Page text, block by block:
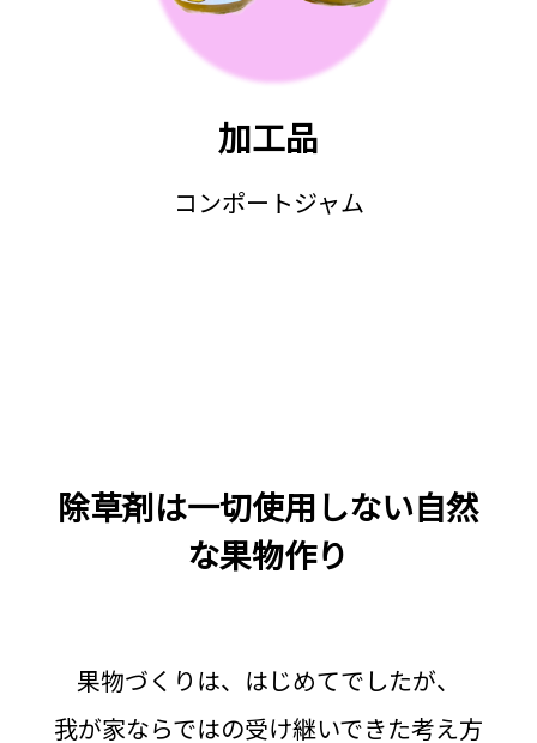
加工品
コンポートジャム
除草剤は一切使用しない自然
な果物作り
果物づくりは、はじめてでしたが、
我が家ならではの受け継いできた考え方